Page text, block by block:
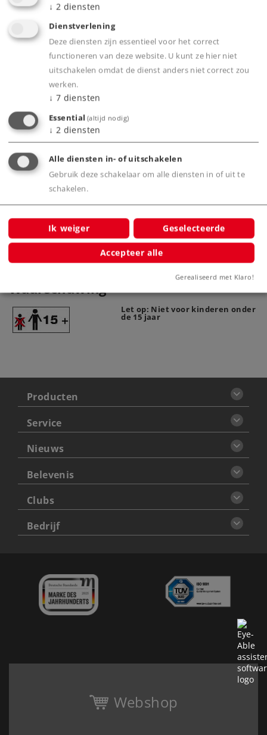
Bijbehorende producten
Universeel schakelaar (relais)
7244
Waarschuwing
Let op: Niet voor kinderen onder
de 15 jaar
Producten
Service
Nieuws
Belevenis
Clubs
Bedrijf
Webshop
↓ 2 diensten
Dienstverlening
Deze diensten zijn essentieel voor het correct
functioneren van deze website. U kunt ze hier niet
uitschakelen omdat de dienst anders niet correct zou
werken.
↓ 7 diensten
Essential (altijd nodig)
↓ 2 diensten
Alle diensten in- of uitschakelen
Gebruik deze schakelaar om alle diensten in of uit te
schakelen.
Ik weiger Geselecteerde
Accepteer alle
Gerealiseerd met Klaro!